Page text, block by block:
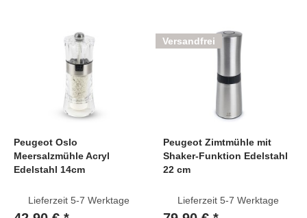
Peugeot Oslo
Meersalzmühle Acryl
Edelstahl 14cm
Lieferzeit 5-7 Werktage
Versandfrei
Peugeot Zimtmühle mit
Shaker-Funktion Edelstahl
22 cm
Lieferzeit 5-7 Werktage